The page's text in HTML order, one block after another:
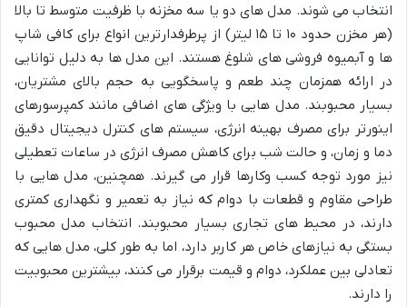
انتخاب می شوند. مدل های دو یا سه مخزنه با ظرفیت متوسط تا بالا
(هر مخزن حدود ۱۰ تا ۱۵ لیتر) از پرطرفدارترین انواع برای کافی شاپ
ها و آبمیوه فروشی های شلوغ هستند. این مدل ها به دلیل توانایی
در ارائه همزمان چند طعم و پاسخگویی به حجم بالای مشتریان،
بسیار محبوبند. مدل هایی با ویژگی های اضافی مانند کمپرسورهای
اینورتر برای مصرف بهینه انرژی، سیستم های کنترل دیجیتال دقیق
دما و زمان، و حالت شب برای کاهش مصرف انرژی در ساعات تعطیلی
نیز مورد توجه کسب وکارها قرار می گیرند. همچنین، مدل هایی با
طراحی مقاوم و قطعات با دوام که نیاز به تعمیر و نگهداری کمتری
دارند، در محیط های تجاری بسیار محبوبند. انتخاب مدل محبوب
بستگی به نیازهای خاص هر کاربر دارد، اما به طور کلی، مدل هایی که
تعادلی بین عملکرد، دوام و قیمت برقرار می کنند، بیشترین محبوبیت
را دارند.